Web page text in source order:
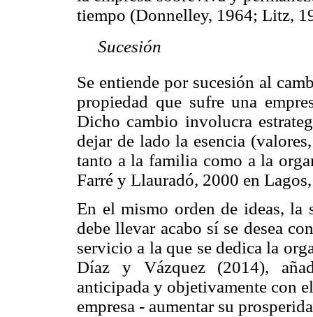
tiempo (Donnelley, 1964; Litz,
Sucesión
Se entiende por sucesión al
propiedad que sufre una
Dicho cambio involucra
dejar de lado la esencia
tanto a la familia como a la
Farré y Llauradó, 2000 en
En el mismo orden de ideas, la
debe llevar acabo sí se desea
servicio a la que se dedica la
Díaz y Vázquez (2014),
anticipada y objetivamente con
empresa - aumentar su